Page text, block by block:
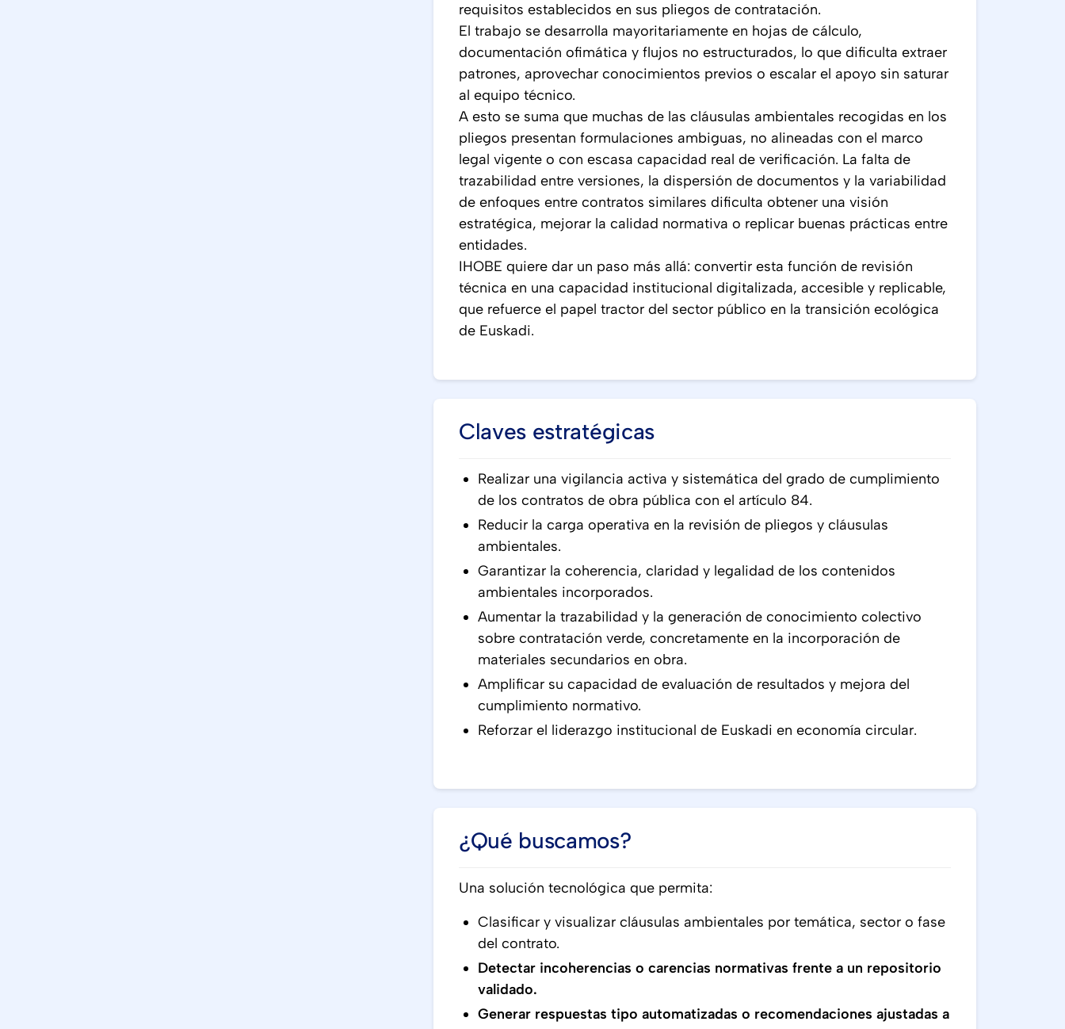
requisitos establecidos en sus pliegos de contratación.
El trabajo se desarrolla mayoritariamente en hojas de cálculo,
documentación ofimática y flujos no estructurados, lo que dificulta extraer
patrones, aprovechar conocimientos previos o escalar el apoyo sin saturar
al equipo técnico.
A esto se suma que muchas de las cláusulas ambientales recogidas en los
pliegos presentan formulaciones ambiguas, no alineadas con el marco
legal vigente o con escasa capacidad real de verificación. La falta de
trazabilidad entre versiones, la dispersión de documentos y la variabilidad
de enfoques entre contratos similares dificulta obtener una visión
estratégica, mejorar la calidad normativa o replicar buenas prácticas entre
entidades.
IHOBE quiere dar un paso más allá: convertir esta función de revisión
técnica en una capacidad institucional digitalizada, accesible y replicable,
que refuerce el papel tractor del sector público en la transición ecológica
de Euskadi.
Claves estratégicas
Realizar una vigilancia activa y sistemática del grado de cumplimiento
de los contratos de obra pública con el artículo 84.
Reducir la carga operativa en la revisión de pliegos y cláusulas
ambientales.
Garantizar la coherencia, claridad y legalidad de los contenidos
ambientales incorporados.
Aumentar la trazabilidad y la generación de conocimiento colectivo
sobre contratación verde, concretamente en la incorporación de
materiales secundarios en obra.
Amplificar su capacidad de evaluación de resultados y mejora del
cumplimiento normativo.
Reforzar el liderazgo institucional de Euskadi en economía circular.
¿Qué buscamos?
Una solución tecnológica que permita:
Clasificar y visualizar cláusulas ambientales por temática, sector o fase
del contrato.
Detectar incoherencias o carencias normativas frente a un repositorio
validado.
Generar respuestas tipo automatizadas o recomendaciones ajustadas a